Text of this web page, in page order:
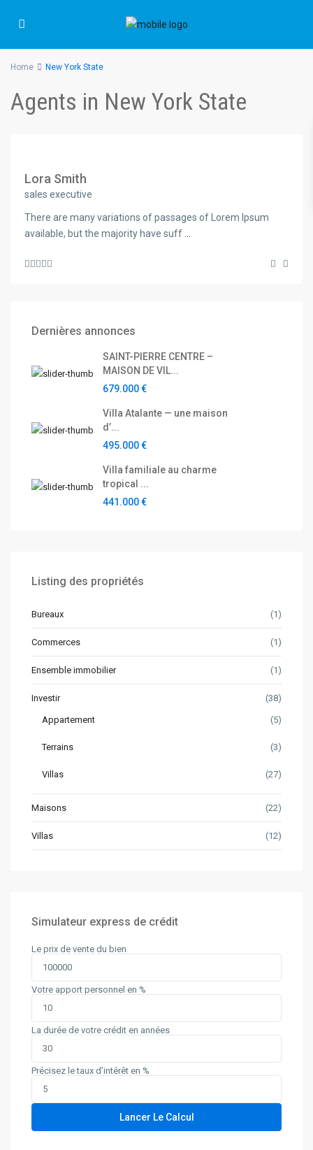
Home New York State
Agents in New York State
Lora Smith
sales executive
There are many variations of passages of Lorem Ipsum
available, but the majority have suff
Dernières annonces
SAINT-PIERRE CENTRE –
MAISON DE VIL...
679.000 €
Villa Atalante — une maison
d’...
495.000 €
Villa familiale au charme
tropical ...
441.000 €
Listing des propriétés
Bureaux (1)
Commerces (1)
Ensemble immobilier (1)
Investir (38)
Appartement (5)
Terrains (3)
Villas (27)
Maisons (22)
Villas (12)
Simulateur express de crédit
Le prix de vente du bien
Votre apport personnel en %
La durée de votre crédit en années
Précisez le taux d’intérêt en %
Lancer Le Calcul